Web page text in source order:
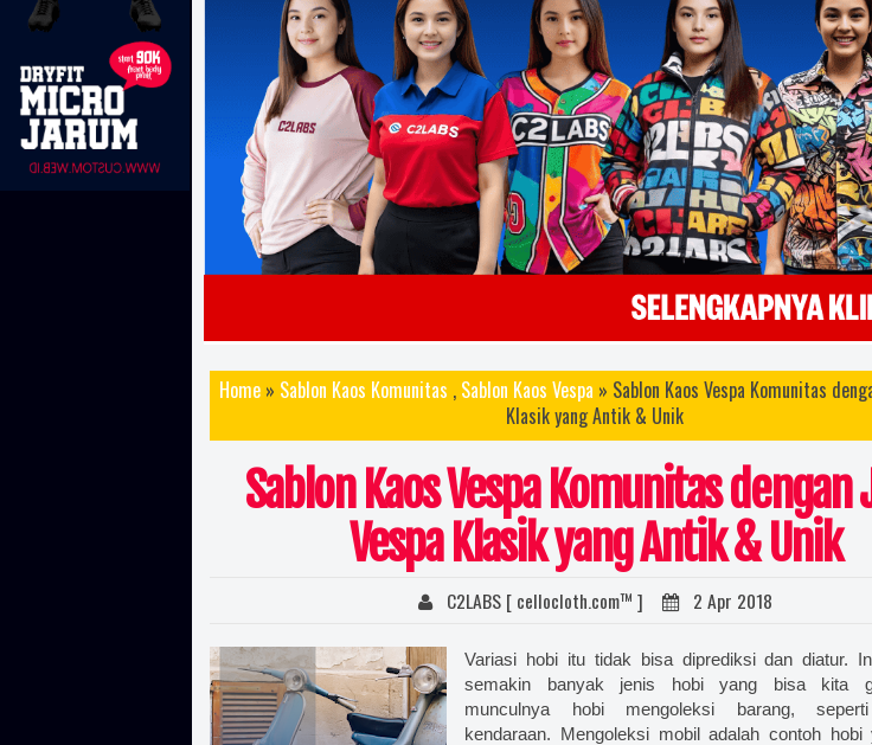
sablon kaos murah jogja, sablon kaos
sablon kaos satuan, sablon kaos satuan
sablon kaos satuan manual kota yogyakarta,
jogja, sablon kaos a1, sablon kaos a2, sablon
kaos clothing, sablon kaos artwork, sablon
density, sablon kaos plastisol, sablon plastisol
sablon plastisol, sablon plastisol vs rubber,
nyablon baju , biaya sablon kaos distro, harga
satuan, sablon kaos digital, sablon kaos jakarta
sablon glow in the dark, harga serbuk glow in
bandung jogja, kaos glow in the dark
glow in the dark jakarta jogja, kaos glow in the
surabaya jogja, kaos glow in the dark jogja, jasa
souvenir daerah, bordir kemeja lapangan, bordir
custom tas, waistbag, slingbags, bacpack, tas
snapback, topi bordir nama, pesan topi desain
sablon, sablonkaos , sablon kaos aceh, sablon
sablon kaos jakarta, sablon kaos palembang,
surabaya, sablon kaos pekan baru, sablon kaos
pontianak, sablon kaos samarinda, sablon
Home» Sablon Kaos Komunitas , Sablon Kaos Vespa » Sablon Kaos Vespa Komunitas
Klasik yang Antik & Unik
Sablon Kaos Vespa Komunitas dengan
Vespa Klasik yang Antik & Unik
C2LABS [ cellocloth.com™ ] 2 Apr 2018
Variasi hobi itu tidak bisa diprediksi dan diatur.
semakin banyak jenis hobi yang bisa kita
munculnya hobi mengoleksi barang,
kendaraan. Mengoleksi mobil adalah contoh hobi